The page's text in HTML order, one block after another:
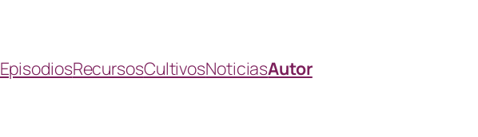
EpisodiosRecursosCultivosNoticiasAutor